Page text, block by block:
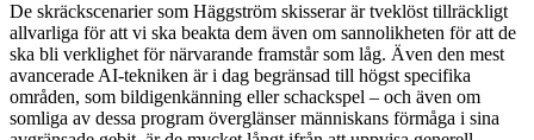
De skräckscenarier som Häggström skisserar är tveklöst tillräckligt
allvarliga för att vi ska beakta dem även om sannolikheten för att de
ska bli verklighet för närvarande framstår som låg. Även den mest
avancerade AI-tekniken är i dag begränsad till högst specifika
områden, som bildigenkänning eller schackspel – och även om
somliga av dessa program överglänser människans förmåga i sina